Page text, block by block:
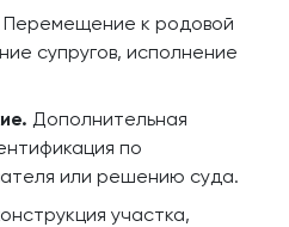
Перемещение к родовой
супругов, исполнение
Дополнительная
по
или решению суда.
участка,